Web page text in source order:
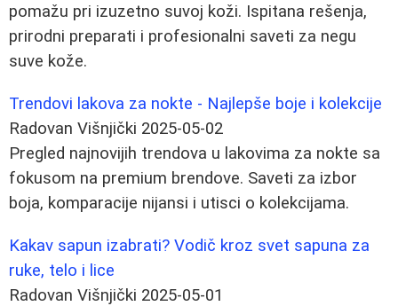
pomažu pri izuzetno suvoj koži. Ispitana rešenja,
prirodni preparati i profesionalni saveti za negu
suve kože.
Trendovi lakova za nokte - Najlepše boje i kolekcije
Radovan Višnjički 2025-05-02
Pregled najnovijih trendova u lakovima za nokte sa
fokusom na premium brendove. Saveti za izbor
boja, komparacije nijansi i utisci o kolekcijama.
Kakav sapun izabrati? Vodič kroz svet sapuna za
ruke, telo i lice
Radovan Višnjički 2025-05-01